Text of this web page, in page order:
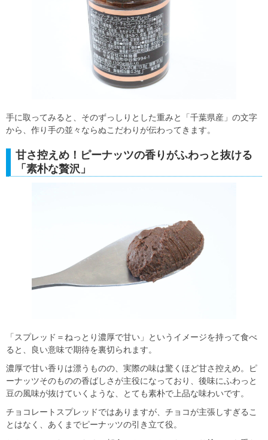
手に取ってみると、そのずっしりとした重みと「千葉県産」の文字
から、作り手の並々ならぬこだわりが伝わってきます。
甘さ控えめ！ピーナッツの香りがふわっと抜ける
「素朴な贅沢」
「スプレッド＝ねっとり濃厚で甘い」というイメージを持って食べ
ると、良い意味で期待を裏切られます。
濃厚で甘い香りは漂うものの、実際の味は驚くほど甘さ控えめ。ピ
ーナッツそのものの香ばしさが主役になっており、後味にふわっと
豆の風味が抜けていくような、とても素朴で上品な味わいです。
チョコレートスプレッドではありますが、チョコが主張しすぎるこ
とはなく、あくまでピーナッツの引き立て役。